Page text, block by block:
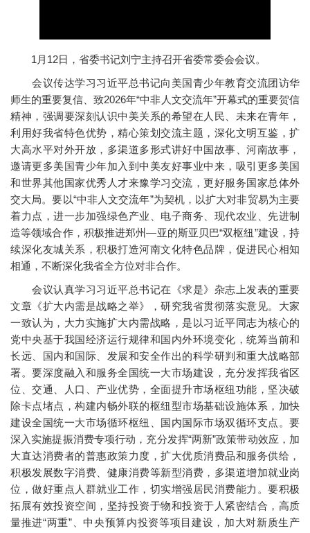
1月12日，省委书记刘宁主持召开省委常委会会议。
会议传达学习习近平总书记向美国青少年教育交流团访华
师生的重要复信、致2026年“中非人文交流年”开幕式的重要贺信
精神，强调要深刻认识中美关系的希望在人民、未来在青年，
利用好我省特色优势，精心策划交流主题，深化文明互鉴，扩
大高水平对外开放，多渠道多形式讲好中国故事、河南故事，
邀请更多美国青少年加入到中美友好事业中来，吸引更多美国
和世界其他国家优秀人才来豫学习交流，更好服务国家总体外
交大局。要以“中非人文交流年”为契机，以扩大对非贸易为主要
着力点，进一步加强绿色产业、电子商务、现代农业、先进制
造等领域合作，积极推进郑州—亚的斯亚贝巴“双枢纽”建设，持
续深化友城关系，积极打造河南文化特色品牌，促进民心相知
相通，不断深化我省全方位对非合作。
会议认真学习习近平总书记在《求是》杂志上发表的重要
文章《扩大内需是战略之举》，研究我省贯彻落实意见。大家
一致认为，大力实施扩大内需战略，是以习近平同志为核心的
党中央基于我国经济运行规律和国内外环境变化，统筹当前和
长远、国内和国际、发展和安全作出的科学研判和重大战略部
署。要深度融入和服务全国统一大市场建设，充分发挥我省区
位、交通、人口、产业优势，全面提升市场枢纽功能，坚决破
除卡点堵点，构建内畅外联的枢纽型市场基础设施体系，加快
建设全国统一大市场循环枢纽、国内国际市场双循环支点。要
深入实施提振消费专项行动，充分发挥“两新”政策带动效应，加
大直达消费者的普惠政策力度，扩大优质消费品和服务供给，
积极发展数字消费、健康消费等新型消费，多渠道增加就业岗
位，做好重点人群就业工作，切实增强居民消费能力。要积极
拓展有效投资空间，坚持投资于物和投资于人紧密结合，高质
量推进“两重”、中央预算内投资等项目建设，加大对新质生产